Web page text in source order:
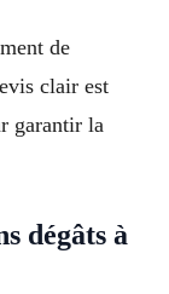
de
clair est
garantir la
dégâts à